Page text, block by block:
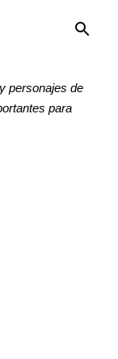
personajes de
para